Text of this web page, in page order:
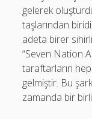
gelerek
taşlarından
adeta birer
“Seven Nation
taraftarların
gelmiştir. Bu
zamanda bir